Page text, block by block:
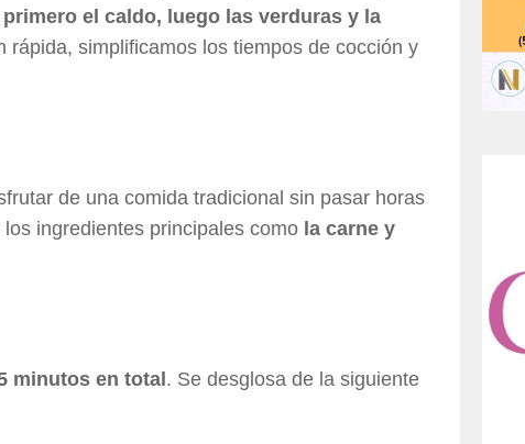
primero el caldo, luego las verduras y la
simplificamos los tiempos de cocción y
de una comida tradicional sin pasar horas
ingredientes principales como la carne y
minutos en total. Se desglosa de la siguiente